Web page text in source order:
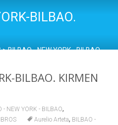
BILBAO.
>BILBAO - NEW YORK - BILBAO
BILBAO. KIRMEN
- NEW YORK - BILBAO,
Aurelio Arteta, BILBAO -